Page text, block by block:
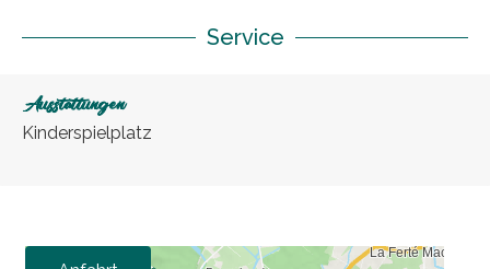
Service
Ausstattungen
Kinderspielplatz